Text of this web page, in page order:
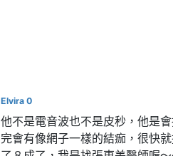
Elvira 0
他不是電音波也不是皮秒，他是
完會有像網子一樣的結痂，很快